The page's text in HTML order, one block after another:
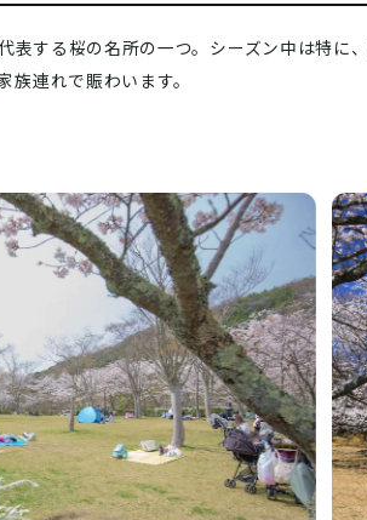
する桜の名所の一つ。シーズン中は特に
連れで賑わいます。